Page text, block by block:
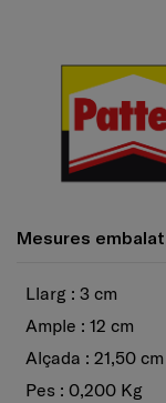
Mesures
Llarg : 3 cm
Ample : 12 cm
Alçada : 21,50 cm
Pes : 0,200 Kg